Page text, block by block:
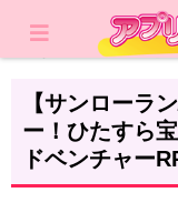
レビ
【サンローラ
ー！ひたすら
ドベンチャー